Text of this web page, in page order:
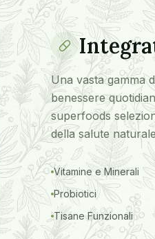
Una vasta gamma
benessere
superfoods
della salute
Vitamine e Minerali
Probiotici
Tisane Funzionali